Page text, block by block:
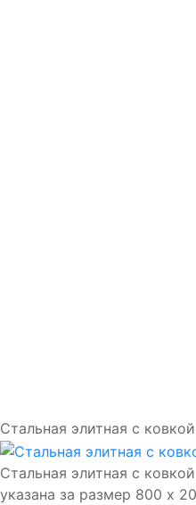
Стальная элитная с
Стальная элитная с
указана за размер 800 х